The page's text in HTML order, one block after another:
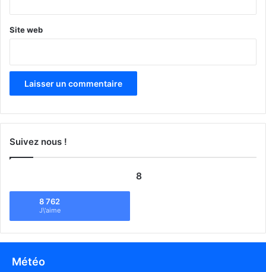
Site web
Suivez nous !
8
8 762
J\'aime
Météo